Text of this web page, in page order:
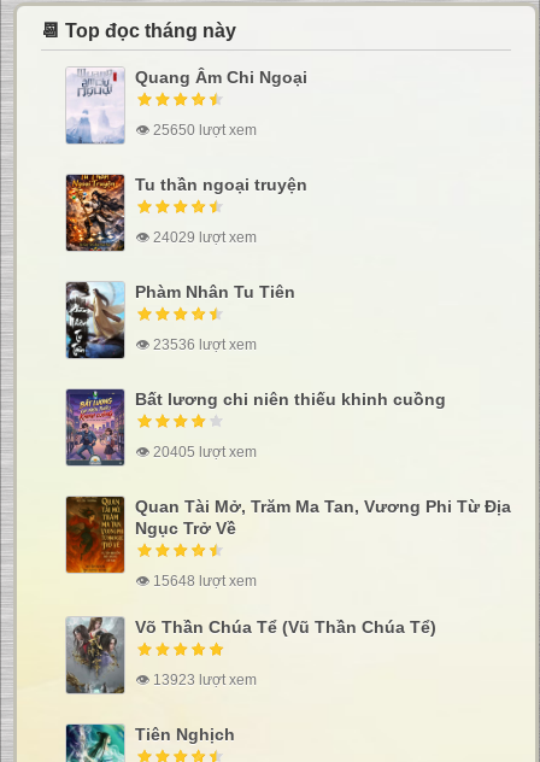
📆 Top đọc tháng này
Quang Âm Chi Ngoại
👁 25650 lượt xem
Tu thần ngoại truyện
👁 24029 lượt xem
Phàm Nhân Tu Tiên
👁 23536 lượt xem
Bất lương chi niên thiếu khinh cuồng
👁 20405 lượt xem
Quan Tài Mở, Trăm Ma Tan, Vương Phi Từ Địa
Ngục Trở Về
👁 15648 lượt xem
Võ Thần Chúa Tể (Vũ Thần Chúa Tể)
👁 13923 lượt xem
Tiên Nghịch